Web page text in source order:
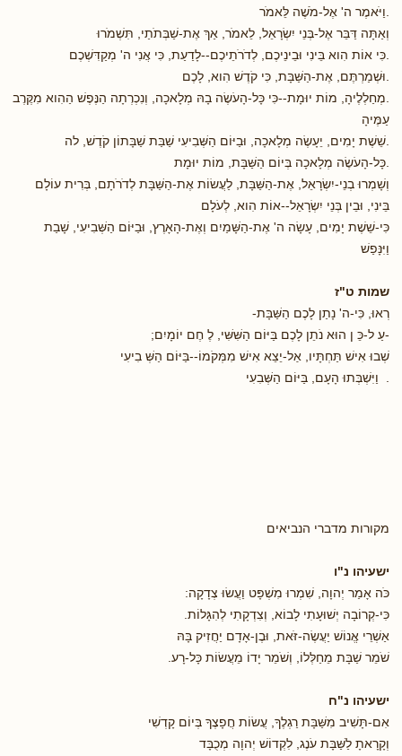
.וַיֹּאמֶר ה' אֶל-מֹשֶׁה לֵּאמֹר
וְאַתָּה דַּבֵּר אֶל-בְּנֵי יִשְׂרָאֵל, לֵאמֹר, אַךְ אֶת-שַׁבְּתֹתַי, תִּשְׁמֹרוּ
.כִּי אוֹת הִוא בֵּינִי וּבֵינֵיכֶם, לְדֹרֹתֵיכֶם--לָדַעַת, כִּי אֲנִי ה' מְקַדִּשְׁכֶם
.וּשְׁמַרְתֶּם, אֶת-הַשַּׁבָּת, כִּי קֹדֶשׁ הִוא, לָכֶם
.מְחַלְלֶיהָ, מוֹת יוּמָת--כִּי כָּל-הָעֹשֶׂה בָהּ מְלָאכָה, וְנִכְרְתָה הַנֶּפֶשׁ הַהִוא מִקֶּרֶב
עַמֶּיהָ
.שֵׁשֶׁת יָמִים, יֵעָשֶׂה מְלָאכָה, וּבַיּוֹם הַשְּׁבִיעִי שַׁבַּת שַׁבָּתוֹן קֹדֶשׁ, לה
.כָּל-הָעֹשֶׂה מְלָאכָה בְּיוֹם הַשַּׁבָּת, מוֹת יוּמָת
וְשָׁמְרוּ בְנֵי-יִשְׂרָאֵל, אֶת-הַשַּׁבָּת, לַעֲשׂוֹת אֶת-הַשַּׁבָּת לְדֹרֹתָם, בְּרִית עוֹלָם
בֵּינִי, וּבֵין בְּנֵי יִשְׂרָאֵל--אוֹת הִוא, לְעֹלָם
כִּי-שֵׁשֶׁת יָמִים, עָשָׂה ה' אֶת-הַשָּׁמַיִם וְאֶת-הָאָרֶץ, וּבַיּוֹם הַשְּׁבִיעִי, שָׁבַת
וַיִּנָּפַשׁ
שמות ט"ז
רְאוּ, כִּי-ה' נָתַן לָכֶם הַשַּׁבָּת-
-עַ ל-כֵּ ן הוּא נֹתֵן לָכֶם בַּיּוֹם הַשִּׁשִּׁי, לֶ חֶם יוֹמָיִם;
שְׁבוּ אִישׁ תַּחְתָּיו, אַל-יֵצֵא אִישׁ מִמְּקֹמוֹ--בַּיּוֹם הַשְּׁ בִיעִי
. וַיִּשְׁבְּתוּ הָעָם, בַּיּוֹם הַשְּׁבִעִי
מקורות מדברי הנביאים
ישעיהו נ"ו
כֹּה אָמַר יְהוָה, שִׁמְרוּ מִשְׁפָּט וַעֲשׂוּ צְדָקָה:
כִּי-קְרוֹבָה יְשׁוּעָתִי לָבוֹא, וְצִדְקָתִי לְהִגָּלוֹת.
אַשְׁרֵי אֱנוֹשׁ יַעֲשֶׂה-זֹּאת, וּבֶן-אָדָם יַחֲזִיק בָּהּ
שֹׁמֵר שַׁבָּת מֵחַלְּלוֹ, וְשֹׁמֵר יָדוֹ מֵעֲשׂוֹת כָּל-רָע.
ישעיהו נ"ח
אִם-תָּשִׁיב מִשַּׁבָּת רַגְלֶךָ, עֲשׂוֹת חֲפָצֶךָ בְּיוֹם קָדְשִׁי
וְקָרָאתָ לַשַּׁבָּת עֹנֶג, לִקְדוֹשׁ יְהוָה מְכֻבָּד